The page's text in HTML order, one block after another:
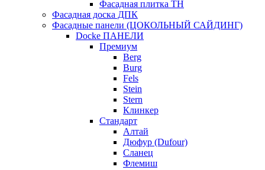
Фасадная плитка ТН
Фасадная доска ДПК
Фасадные панели (ЦОКОЛЬНЫЙ САЙДИНГ)
Docke ПАНЕЛИ
Премиум
Berg
Burg
Fels
Stein
Stern
Клинкер
Стандарт
Алтай
Дюфур (Dufour)
Сланец
Флемиш